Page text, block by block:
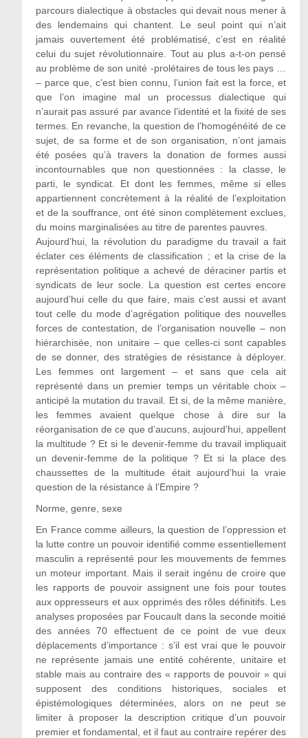
parcours dialectique à obstacles qui devait nous mener à
des lendemains qui chantent. Le seul point qui n’ait
jamais ouvertement été problématisé, c’est en réalité
celui du sujet révolutionnaire. Tout au plus a-t-on pensé
au problème de son unité -prolétaires de tous les pays …
– parce que, c’est bien connu, l’union fait est la force, et
que l’on imagine mal un processus dialectique qui
n’aurait pas assuré par avance l’identité et la fixité de ses
termes. En revanche, la question de l’homogénéité de ce
sujet, de sa forme et de son organisation, n’ont jamais
été posées qu’à travers la donation de formes aussi
incontournables que non questionnées : la classe, le
parti, le syndicat. Et dont les femmes, même si elles
appartiennent concrètement à la réalité de l’exploitation
et de la souffrance, ont été sinon complètement exclues,
du moins marginalisées au titre de parentes pauvres.
Aujourd’hui, la révolution du paradigme du travail a fait
éclater ces éléments de classification ; et la crise de la
représentation politique a achevé de déraciner partis et
syndicats de leur socle. La question est certes encore
aujourd’hui celle du que faire, mais c’est aussi et avant
tout celle du mode d’agrégation politique des nouvelles
forces de contestation, de l’organisation nouvelle – non
hiérarchisée, non unitaire – que celles-ci sont capables
de se donner, des stratégies de résistance à déployer.
Les femmes ont largement – et sans que cela ait
représenté dans un premier temps un véritable choix –
anticipé la mutation du travail. Et si, de la même manière,
les femmes avaient quelque chose à dire sur la
réorganisation de ce que d’aucuns, aujourd’hui, appellent
la multitude ? Et si le devenir-femme du travail impliquait
un devenir-femme de la politique ? Et si la place des
chaussettes de la multitude était aujourd’hui la vraie
question de la résistance à l’Empire ?
Norme, genre, sexe
En France comme ailleurs, la question de l’oppression et
la lutte contre un pouvoir identifié comme essentiellement
masculin a représenté pour les mouvements de femmes
un moteur important. Mais il serait ingénu de croire que
les rapports de pouvoir assignent une fois pour toutes
aux oppresseurs et aux opprimés des rôles définitifs. Les
analyses proposées par Foucault dans la seconde moitié
des années 70 effectuent de ce point de vue deux
déplacements d’importance : s’il est vrai que le pouvoir
ne représente jamais une entité cohérente, unitaire et
stable mais au contraire des « rapports de pouvoir » qui
supposent des conditions historiques, sociales et
épistémologiques déterminées, alors on ne peut se
limiter à proposer la description critique d’un pouvoir
premier et fondamental, et il faut au contraire repérer des